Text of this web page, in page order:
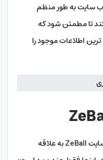
سایت به طور منظم
تا مطمئن شود که
اطلاعات موجود را
دلایل زیادی وجود دارد که چرا وب سایت ZeBall به علاقه